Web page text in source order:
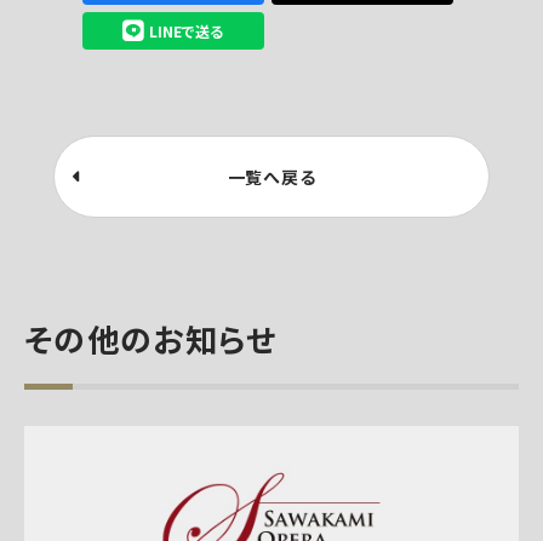
LINEで送る
一覧へ戻る
その他のお知らせ